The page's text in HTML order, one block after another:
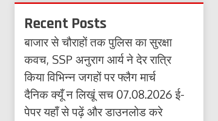
Recent Posts
बाजार से चौराहों तक पुलिस का सुरक्षा
कवच, SSP अनुराग आर्य ने देर रात्रि
किया विभिन्न जगहों पर फ्लैग मार्च
दैनिक क्यूँ न लिखूं सच 07.08.2026 ई-
पेपर यहाँ से पढ़ें और डाउनलोड करे